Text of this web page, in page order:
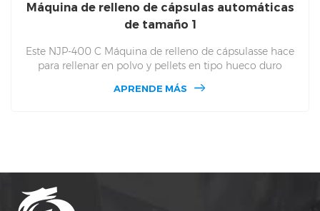
Máquina de relleno de cápsulas automáticas
de tamaño 1
Este NJP-400 C Máquina de relleno de cápsulasse hace
para rellenar en polvo y pellets en tipo hueco duro
cabe al tamaño de las cápsulas en tamaño
APRENDE MÁS